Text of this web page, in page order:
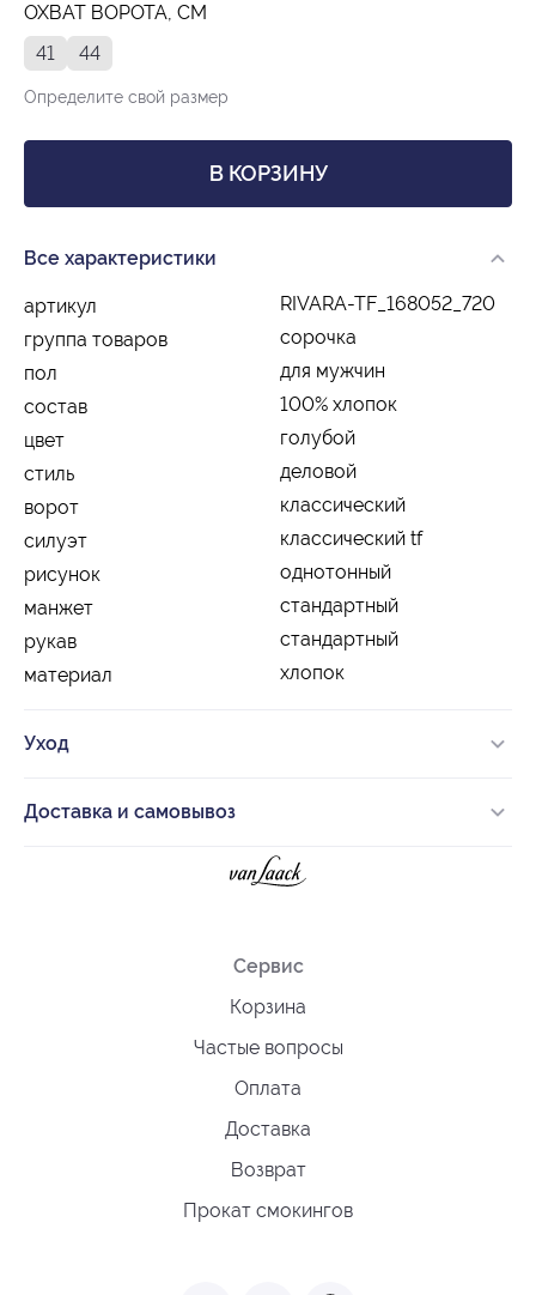
ОХВАТ ВОРОТА, СМ
41
44
Определите свой размер
В КОРЗИНУ
Все характеристики
артикул
RIVARA-TF_168052_720
группа товаров
сорочка
пол
для мужчин
состав
100% хлопок
цвет
голубой
стиль
деловой
ворот
классический
силуэт
классический tf
рисунок
однотонный
манжет
стандартный
рукав
стандартный
материал
хлопок
Уход
Доставка и самовывоз
Сервис
Корзина
Частые вопросы
Оплата
Доставка
Возврат
Прокат смокингов